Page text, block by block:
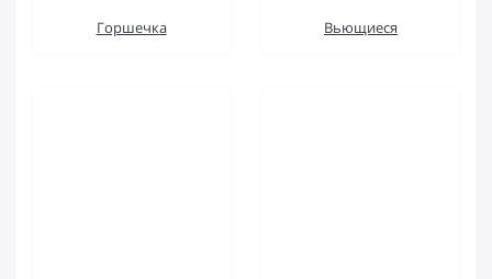
Горшечка Вьющиеся